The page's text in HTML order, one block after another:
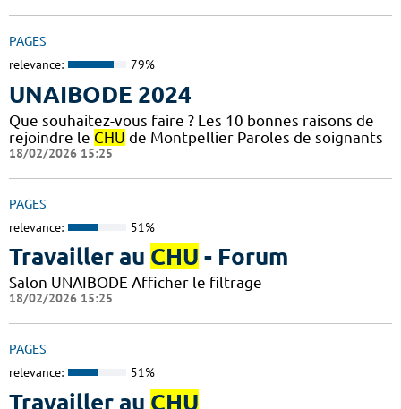
PAGES
relevance: 79%
UNAIBODE 2024
Que souhaitez-vous faire ? Les 10 bonnes raisons de
rejoindre le CHU de Montpellier Paroles de soignants
18/02/2026 15:25
PAGES
relevance: 51%
Travailler au CHU - Forum
Salon UNAIBODE Afficher le filtrage
18/02/2026 15:25
PAGES
relevance: 51%
Travailler au CHU